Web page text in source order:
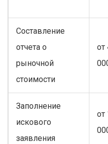
Составление
отчета о
рыночной
стоимости
от
Заполнение
искового
заявления
от